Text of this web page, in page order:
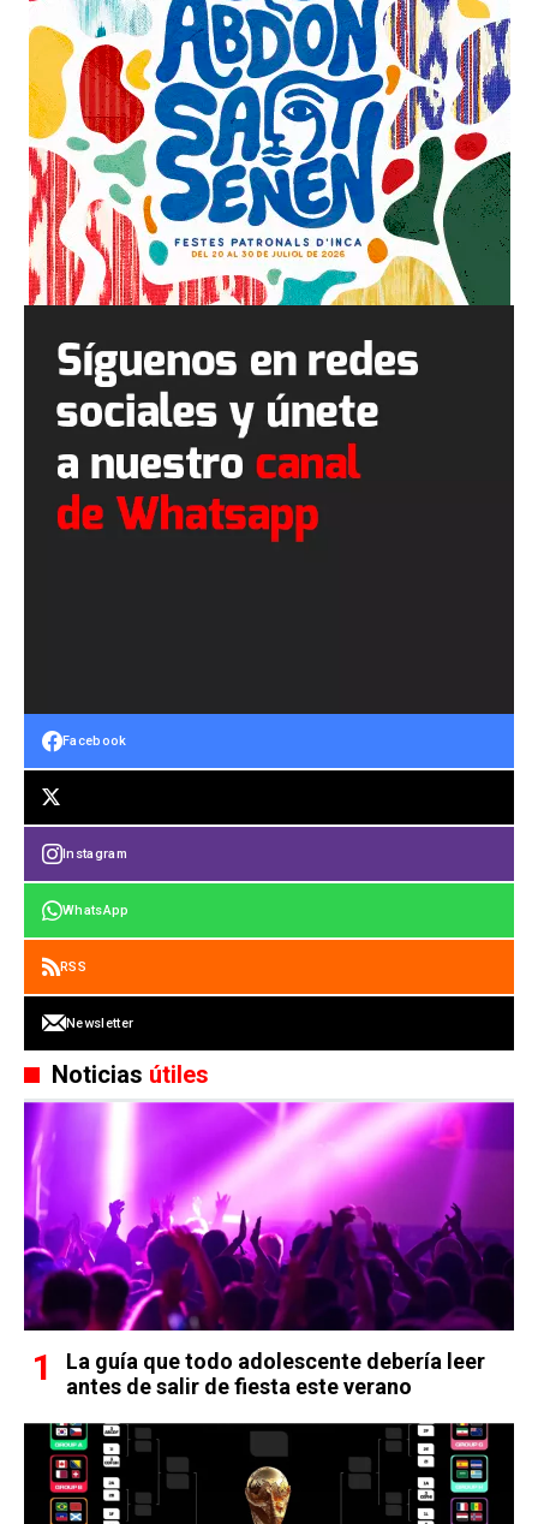
Facebook
Instagram
WhatsApp
RSS
Newsletter
Noticias útiles
La guía que todo adolescente debería leer
antes de salir de fiesta este verano